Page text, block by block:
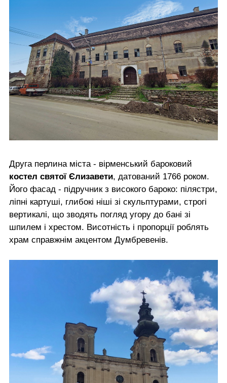
Друга перлина міста - вірменський бароковий
костел святої Єлизавети, датований 1766 роком.
Його фасад - підручник з високого бароко: пілястри,
ліпні картуші, глибокі ніші зі скульптурами, строгі
вертикалі, що зводять погляд угору до бані зі
шпилем і хрестом. Висотність і пропорції роблять
храм справжнім акцентом Думбревенів.